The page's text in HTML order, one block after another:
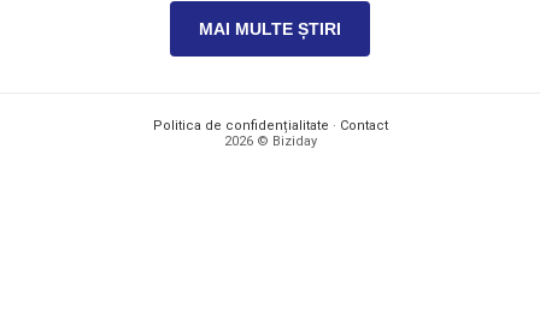
MAI MULTE ȘTIRI
Politica de confidențialitate · Contact
2026 © Biziday